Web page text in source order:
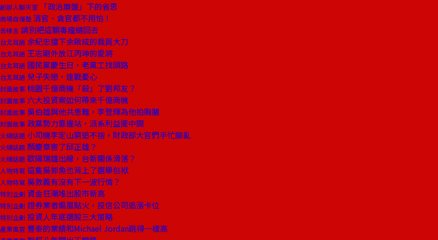
創辦人聊天室 「政治崩盤」下的省思
商場自慢塾 清官、貪官都不用怕！
去梯言 請別把這顆毒瘤縫回去
台北耳語 余紀忠擋下余啟成的裁員大刀
台北耳語 王志剛外放江丙坤的愛將
台北耳語 國民黨慶生日，老黨工找頭路
台北耳語 兒子失戀，連戰憂心
封面故事 桃園千億商機「殺」了劉邦友？
封面故事 六大投資案如何帶來千億商機
封面故事 吳伯雄與他共患難，李登輝為他拍胸脯
封面故事 政黨勢力靠邊站，派系利益擺中間
火線話題 小司機李定山窮追不捨，財政部大官們手忙腳亂
火線話題 顏慶章害了邱正雄？
火線話題 歐陽瑞雄出線，台新關係滑落？
人物特寫 這隻吳郭魚也背上了選舉包袱
人物特寫 吳敦義有沒有下一波行情？
特別企劃 資金狂潮堆出股市新高
特別企劃 證券業者煽風點火，投信公司追漲卡位
特別企劃 投資人年底選股三大策略
產業風雲 豐泰的業績和Michael Jordan跳得一樣高